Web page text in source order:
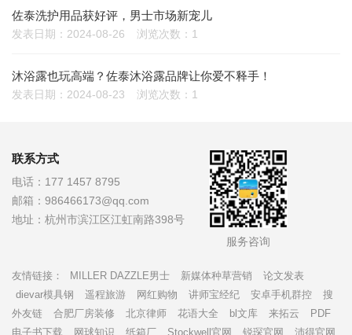
佐泰洗护用品获好评，男士市场新宠儿
发表日期：2024-08-26 浏览次数：1
沐浴露也玩高端？佐泰沐浴露品牌让你爱不释手！
发表日期：2024-08-23 浏览次数：1
联系方式
电话： 177 1457 8795
邮箱： 986466173@qq.com
地址： 杭州市滨江区江虹南路398号
服务咨询
友情链接： MILLER DAZZLE男士 新媒体种草营销
论文发表
dievar模具钢
遥程旅游 网红购物 讲师宝经纪 安卓手机群控
搜
外友链
合肥厂房装修 北京律师 花语大全 bl文库 来拓云
PDF
电子书下载
网球知识 纸箱厂 Stockwell官网 锐琛官网 沛得官网